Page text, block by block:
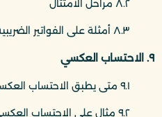
٨.٢ مراحل الامتثال
٨.٣ أمثلة على الفواتير الضريبية
٩. الاحتساب العكسي
٩.١ متى يطبق الاحتساب العكسي؟
٩.٢ مثال على الاحتساب العكسي